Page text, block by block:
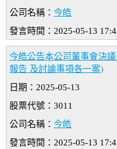
公司名稱： 今皓
發言時間：2025-05-13
今皓公告本公司董事會決
報告 及討論事項各一案)
日期：2025-05-13
股票代號：3011
公司名稱： 今皓
發言時間：2025-05-13